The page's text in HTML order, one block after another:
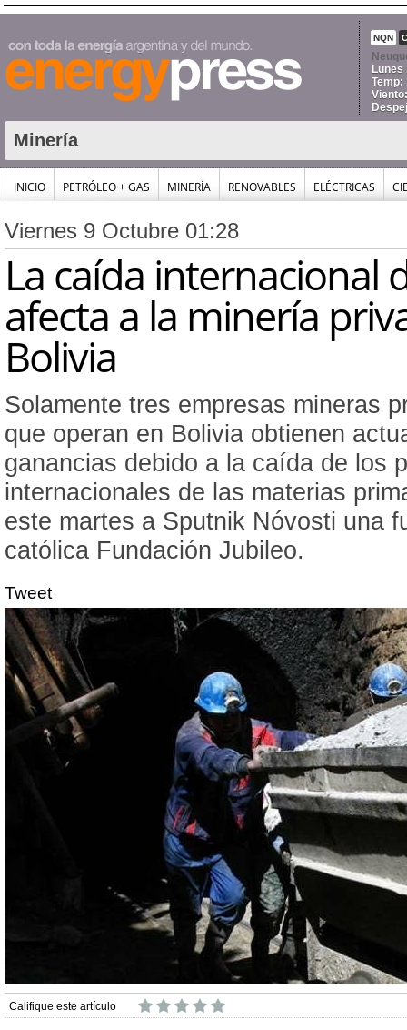
NQN
Lunes
Temp:
Minería
INICIO PETRÓLEO + GAS MINERÍA RENOVABLES ELÉCTRICAS
Viernes 9 Octubre 01:28
La caída internacional
afecta a la minería
Bolivia
Solamente tres empresas mineras
que operan en Bolivia obtienen
ganancias debido a la caída de los
internacionales de las materias
este martes a Sputnik Nóvosti una
católica Fundación Jubileo.
Tweet
Califique este artículo